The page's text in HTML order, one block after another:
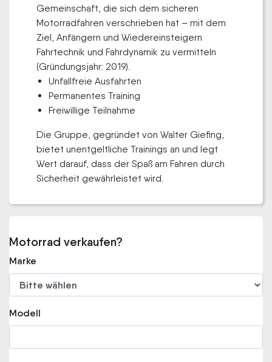
Gemeinschaft, die sich dem sicheren
Motorradfahren verschrieben hat – mit dem
Ziel, Anfängern und Wiedereinsteigern
Fahrtechnik und Fahrdynamik zu vermitteln
(Gründungsjahr: 2019).
Unfallfreie Ausfahrten
Permanentes Training
Freiwillige Teilnahme
Die Gruppe, gegründet von Walter Giefing,
bietet unentgeltliche Trainings an und legt
Wert darauf, dass der Spaß am Fahren durch
Sicherheit gewährleistet wird.
Motorrad verkaufen?
Marke
Modell